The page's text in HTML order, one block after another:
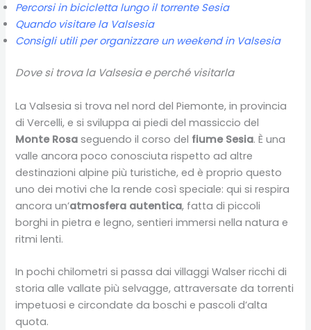
Percorsi in bicicletta lungo il torrente Sesia
Quando visitare la Valsesia
Consigli utili per organizzare un weekend in Valsesia
Dove si trova la Valsesia e perché visitarla
La Valsesia si trova nel nord del Piemonte, in provincia
di Vercelli, e si sviluppa ai piedi del massiccio del
Monte Rosa seguendo il corso del fiume Sesia. È una
valle ancora poco conosciuta rispetto ad altre
destinazioni alpine più turistiche, ed è proprio questo
uno dei motivi che la rende così speciale: qui si respira
ancora un’atmosfera autentica, fatta di piccoli
borghi in pietra e legno, sentieri immersi nella natura e
ritmi lenti.
In pochi chilometri si passa dai villaggi Walser ricchi di
storia alle vallate più selvagge, attraversate da torrenti
impetuosi e circondate da boschi e pascoli d’alta
quota.